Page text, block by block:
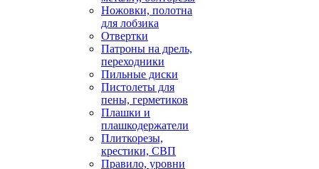
Ножовки, полотна
для лобзика
Отвертки
Патроны на дрель,
переходники
Пильные диски
Пистолеты для
пены, герметиков
Плашки и
плашкодержатели
Плиткорезы,
крестики, СВП
Правило, уровни